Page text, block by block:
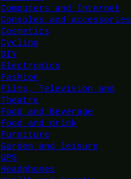
Computers and Internet
Consoles and accessories
Cosmetics
Cycling
DIY
Electronics
Fashion
Films, Television and
Theatre
Food and Beverage
Food and drink
Furniture
Garden and leisure
GPS
Headphones